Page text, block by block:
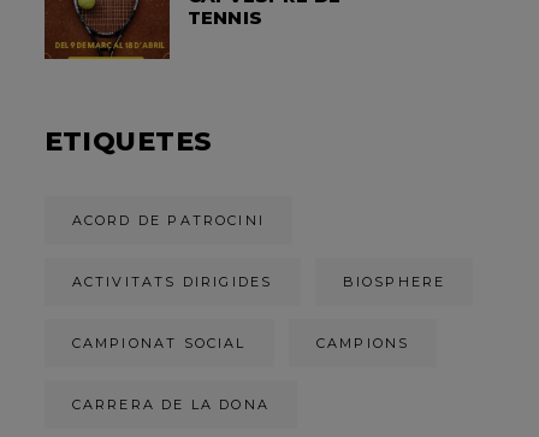
TENNIS
ETIQUETES
ACORD DE PATROCINI
ACTIVITATS DIRIGIDES BIOSPHERE
CAMPIONAT SOCIAL CAMPIONS
CARRERA DE LA DONA